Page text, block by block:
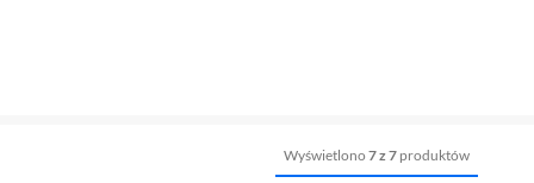
Wyświetlono 7 z 7 produktów